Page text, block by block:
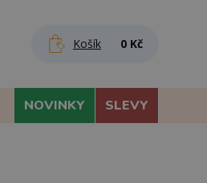
Košík 0 Kč
NOVINKY SLEVY